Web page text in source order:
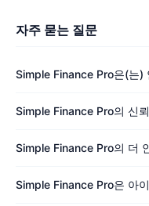
자주 묻는 질문
Simple Finance Pro은(는)
Simple Finance Pro의 신
Simple Finance Pro의 더
Simple Finance Pro은 아